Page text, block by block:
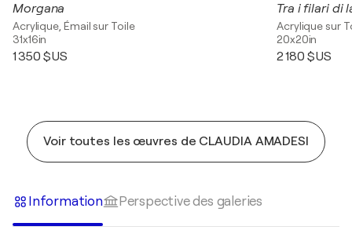
Morgana
Acrylique, Émail sur Toile
31x16in
1 350 $US
Tra i filari di
Acrylique sur
20x20in
2 180 $US
Voir toutes les œuvres de CLAUDIA AMADESI
Information Perspective des galeries